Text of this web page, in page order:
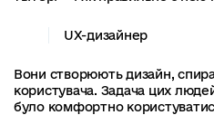
UX-дизайнер
Вони створюють дизайн,
користувача. Задача цих
було комфортно